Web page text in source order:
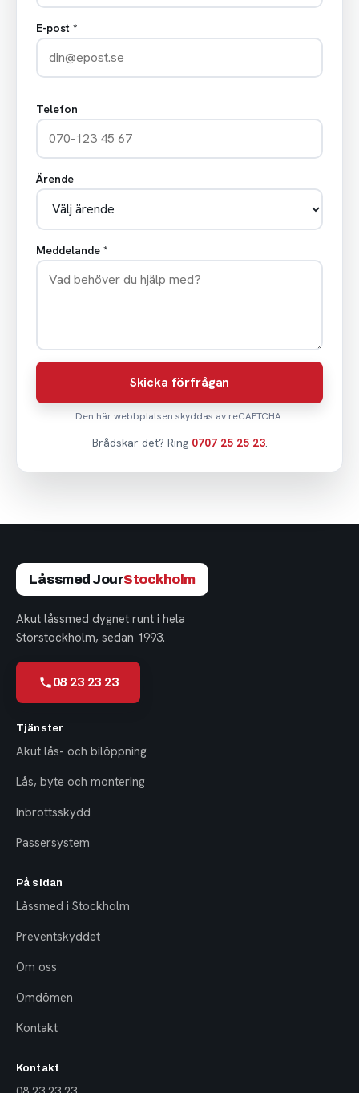
E-post *
Telefon
Ärende
Meddelande *
Skicka förfrågan
Den här webbplatsen skyddas av reCAPTCHA.
Brådskar det? Ring 0707 25 25 23.
Låssmed JourStockholm
Akut låssmed dygnet runt i hela
Storstockholm, sedan 1993.
08 23 23 23
Tjänster
Akut lås- och bilöppning
Lås, byte och montering
Inbrottsskydd
Passersystem
På sidan
Låssmed i Stockholm
Preventskyddet
Om oss
Omdömen
Kontakt
Kontakt